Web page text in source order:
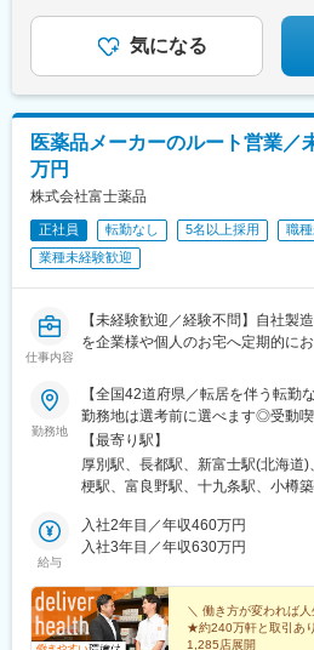
駅、掛川市役所前駅、焼津駅、黒
奥町駅、赤池駅(愛知県)、西岡崎
駅、守恒駅、陣原駅、浦田駅(福岡
駅、西舞鶴駅、天神橋筋六丁目駅
門真市駅、交野市駅、鳳駅、青木
帯解駅、耳成駅、日前宮駅、紀伊
駅、琴似駅(札幌市営)、淡路町駅、
駅、幸浦駅、緑町駅、堀ノ内駅、
(鹿児島県)
気になる
医薬品メーカーのルート営業／
万円
株式会社富士薬品
正社員 転勤なし 5名以上採用
職
業種未経験歓迎
仕事内容
【未経験歓迎／経験不問】自社製
を企業様や個人のお宅へ定期的に
勤務地
【全国42道府県／転居を伴う転
勤務地は選考前に選べます◎受動
ンライン面接実施中■北海道・東
形／福島■関東茨城／栃木／群馬
信越新潟／富山／石川／福井／長
広島／島根／岡山／山口／徳島／
分／宮崎／鹿児島／熊本／長崎／
岡県静岡県島田市道悦3-14-2三島
田字南中道476中津川営業所：岐阜
田辺営業所：和歌山県田辺市三栖
【最寄り駅】
厚別駅、長都駅、新富士駅(北海道
梗駅、富良野駅、十九条駅、小樽
鹿島神宮駅、大宝駅、土浦駅、後
駅、太田駅(群馬県)、大森台駅、青
駅、砺波駅、片原町駅(富山県)、速
駅、上越妙高駅、信州中野駅、附
駅、西上田駅、酒折駅、禾生駅、
給与
入社2年目／年収460万円
入社3年目／年収630万円
＼ 働き方が変われば
★約240万軒と取引あ
1,285店展開